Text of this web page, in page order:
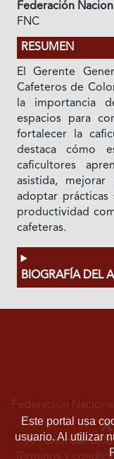
Federación
FNC
RESUMEN
El Gerente
Cafeteros de
la importancia
espacios para
fortalecer la
destaca cómo
caficultores
asistida,
adoptar prácticas
productividad
cafeteras.
BIOGRAFÍA DEL
Este portal usa
usuario. Al utilizar
Federación
Al continuar
Términos y